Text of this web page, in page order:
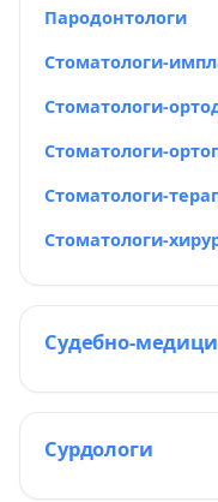
Пародонтологи
Стоматологи-
Стоматологи-
Стоматологи-
Стоматологи-
Стоматологи-
Судебно-
Сурдологи